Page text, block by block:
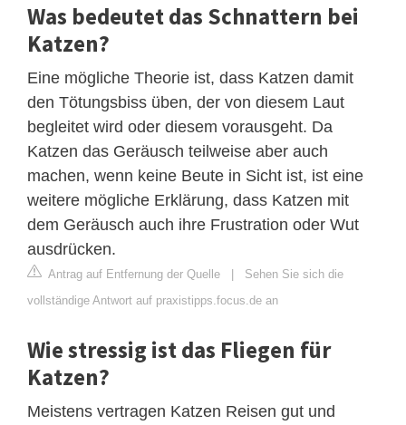
Was bedeutet das Schnattern bei
Katzen?
Eine mögliche Theorie ist, dass Katzen damit
den Tötungsbiss üben, der von diesem Laut
begleitet wird oder diesem vorausgeht. Da
Katzen das Geräusch teilweise aber auch
machen, wenn keine Beute in Sicht ist, ist eine
weitere mögliche Erklärung, dass Katzen mit
dem Geräusch auch ihre Frustration oder Wut
ausdrücken.
Antrag auf Entfernung der Quelle | Sehen Sie sich die
vollständige Antwort auf praxistipps.focus.de an
Wie stressig ist das Fliegen für
Katzen?
Meistens vertragen Katzen Reisen gut und